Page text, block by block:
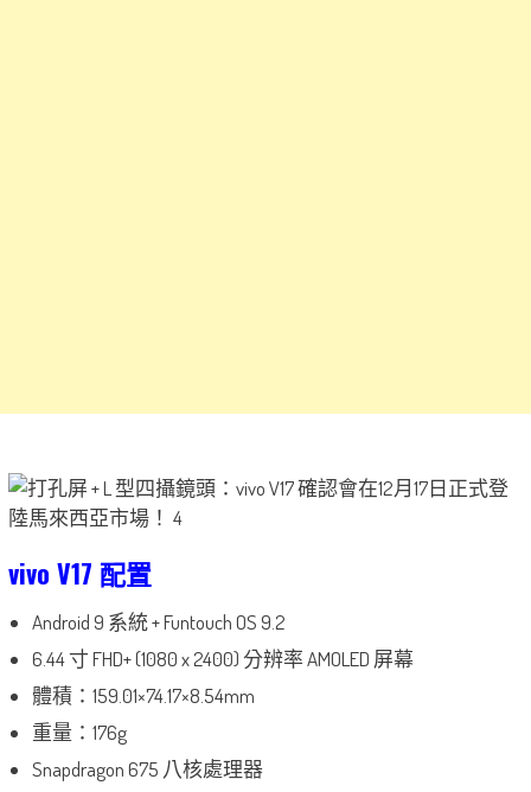
vivo V17 配置
Android 9 系統 + Funtouch OS 9.2
6.44 寸 FHD+ (1080 x 2400) 分辨率 AMOLED 屏幕
體積：159.01×74.17×8.54mm
重量：176g
Snapdragon 675 八核處理器